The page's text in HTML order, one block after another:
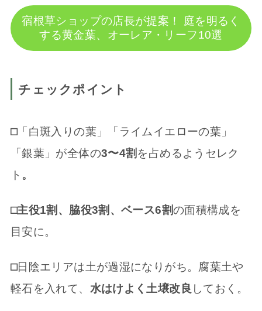
宿根草ショップの店長が提案！ 庭を明るく
する黄金葉、オーレア・リーフ10選
チェックポイント
⬜︎「白斑入りの葉」「ライムイエローの葉」
「銀葉」が全体の3〜4割 を占めるようセレク
ト 。
⬜主役1割、脇役3割、ベース6割の面積構成を
目安に。
⬜︎日陰エリアは土が過湿になりがち。腐葉土や
軽石を入れて、 水はけよく土壌改良 しておく。